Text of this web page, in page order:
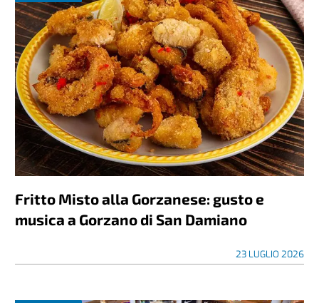
Fritto Misto alla Gorzanese: gusto e
musica a Gorzano di San Damiano
23 LUGLIO 2026